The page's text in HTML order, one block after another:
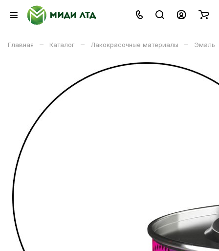
Главная – Каталог – Лакокрасочные материалы – Эмаль